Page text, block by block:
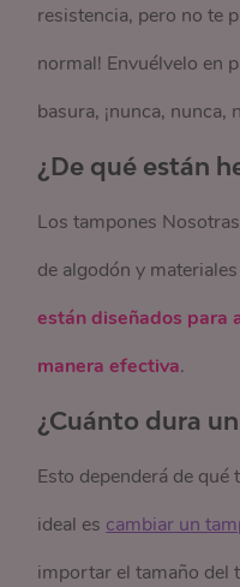
resistencia, pero no te
normal! Envuélvelo en
basura, ¡nunca,
¿De qué están
Los tampones
de algodón y
están diseñados para
manera efectiva.
¿Cuánto dura
Esto dependerá de
ideal es cambiar un
importar el tamaño del